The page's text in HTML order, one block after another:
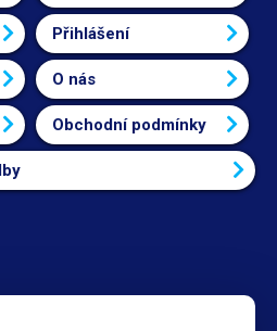
Přihlášení
O nás
Obchodní podmínky